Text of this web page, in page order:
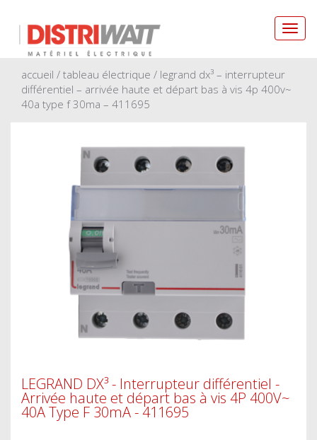
accueil / tableau électrique / legrand dx³ – interrupteur
différentiel – arrivée haute et départ bas à vis 4p 400v~
40a type f 30ma – 411695
LEGRAND DX³ - Interrupteur différentiel -
Arrivée haute et départ bas à vis 4P 400V~
40A Type F 30mA - 411695